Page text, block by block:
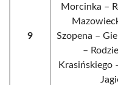
9
Morcinka –
Szopena –
–
Krasińskiego